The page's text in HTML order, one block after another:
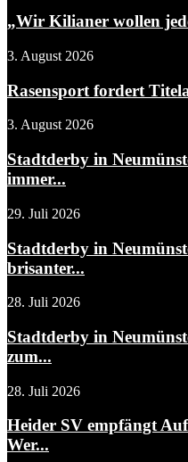
„Wir Kilianer wollen
3. August 2026
Rasensport fordert
3. August 2026
Stadtderby in
immer...
29. Juli 2026
Stadtderby in
brisanter...
28. Juli 2026
Stadtderby in
zum...
28. Juli 2026
Heider SV empfängt
Wer...